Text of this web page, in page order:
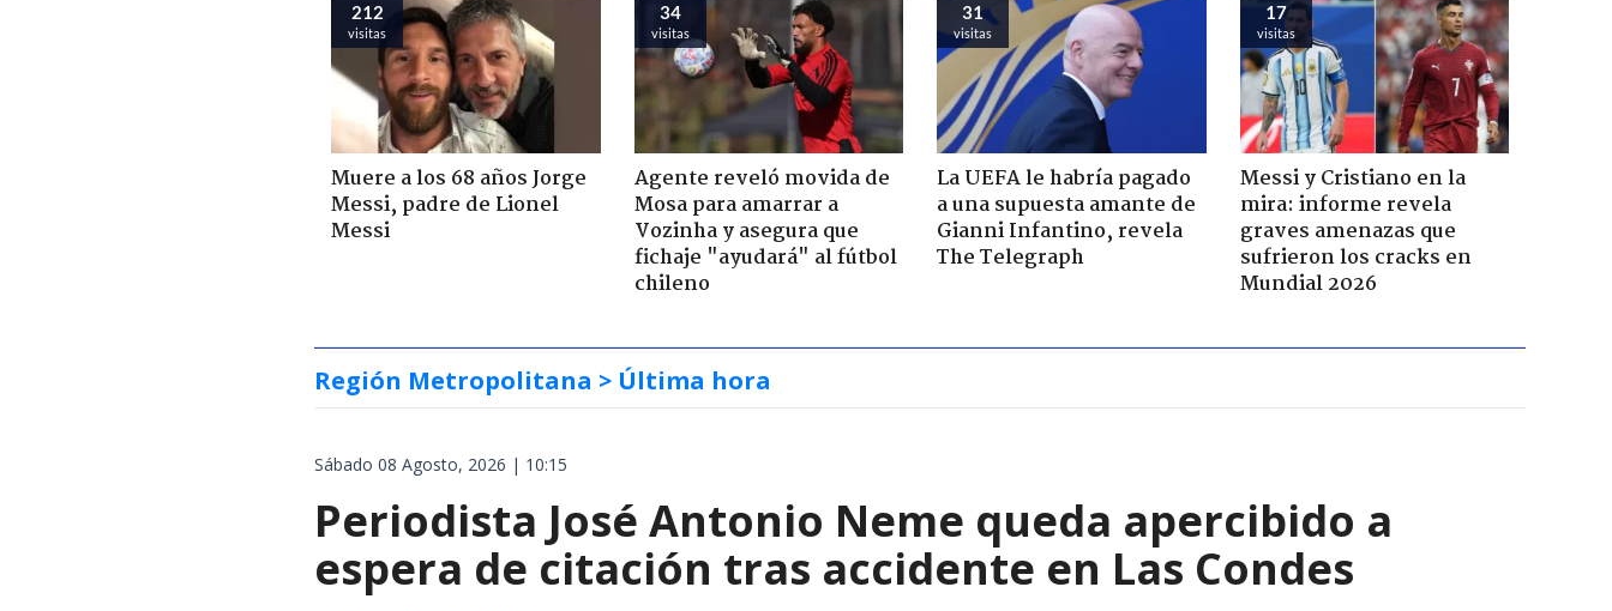
212
visitas
Muere a los 68 años Jorge
Messi, padre de Lionel
Messi
34
visitas
Agente reveló movida de
Mosa para amarrar a
Vozinha y asegura que
fichaje "ayudará" al fútbol
chileno
31
visitas
La UEFA le habría pagado
a una supuesta amante de
Gianni Infantino, revela
The Telegraph
17
visitas
Messi y Cristiano en la
mira: informe revela
graves amenazas que
sufrieron los cracks en
Mundial 2026
Región Metropolitana > Última hora
Sábado 08 Agosto, 2026 | 10:15
Periodista José Antonio Neme queda apercibido a
espera de citación tras accidente en Las Condes